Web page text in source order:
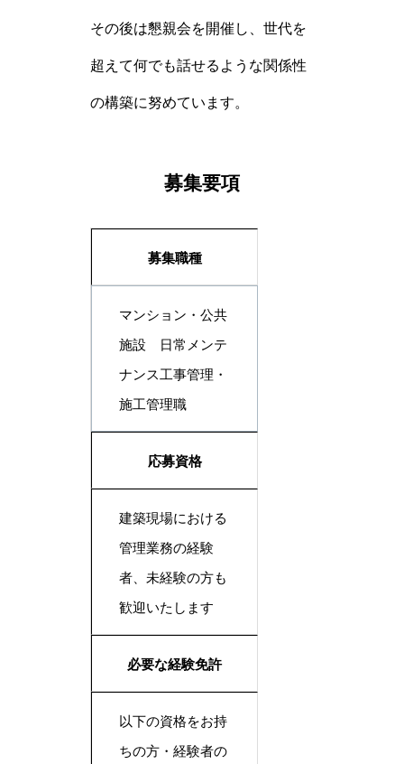
その後は懇親会を開催し、世代を
超えて何でも話せるような関係性
の構築に努めています。
募集要項
募集職種
マンション・公共
施設 日常メンテ
ナンス工事管理・
施工管理職
応募資格
建築現場における
管理業務の経験
者、未経験の方も
歓迎いたします
必要な経験免許
以下の資格をお持
ちの方・経験者の